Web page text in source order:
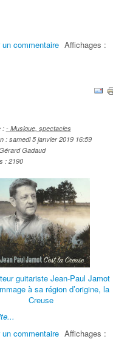
commentaire Affichages :
: - Musique, spectacles
: samedi 5 janvier 2019 16:59
Gadaud
: 2190
guitariste Jean-Paul Jamot
à sa région d’origine, la
Creuse
commentaire Affichages :